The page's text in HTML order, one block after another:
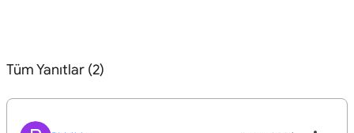
Tüm Yanıtlar (2)